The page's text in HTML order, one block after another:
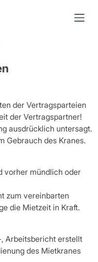
der Vertragsparteien
der Vertragspartner!
ausdrücklich untersagt.
Gebrauch des Kranes.
vorher mündlich oder
zum vereinbarten
die Mietzeit in Kraft.
Arbeitsbericht erstellt
des Mietkranes